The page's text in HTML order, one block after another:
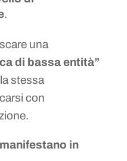
.
una
di bassa entità”
stessa
con
in